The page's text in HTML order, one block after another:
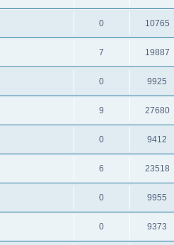
0 10765
7 19887
0 9925
9 27680
0 9412
6 23518
0 9955
0 9373